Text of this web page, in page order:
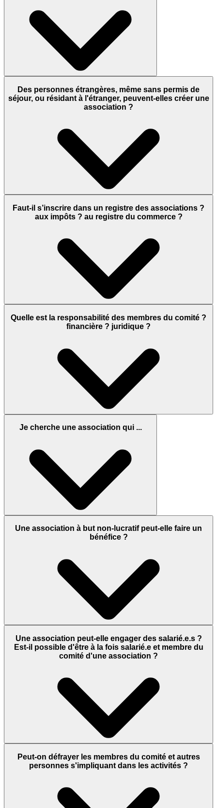
Des personnes étrangères, même sans permis de
séjour, ou résidant à l'étranger, peuvent-elles créer une
association ?
Faut-il s’inscrire dans un registre des associations ?
aux impôts ? au registre du commerce ?
Quelle est la responsabilité des membres du comité ?
financière ? juridique ?
Je cherche une association qui ...
Une association à but non-lucratif peut-elle faire un
bénéfice ?
Une association peut-elle engager des salarié.e.s ?
Est-il possible d'être à la fois salarié.e et membre du
comité d'une association ?
Peut-on défrayer les membres du comité et autres
personnes s'impliquant dans les activités ?